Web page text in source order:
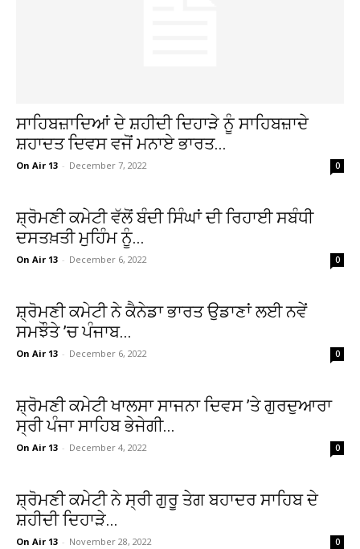
ਸਾਹਿਬਜ਼ਾਦਿਆਂ ਦੇ ਸ਼ਹੀਦੀ ਦਿਹਾੜੇ ਨੂੰ ਸਾਹਿਬਜ਼ਾਦੇ
ਸ਼ਹਾਦਤ ਦਿਵਸ ਵਜੋਂ ਮਨਾਏ ਭਾਰਤ...
On Air 13 - December 7, 2022 0
ਸ਼੍ਰੋਮਣੀ ਕਮੇਟੀ ਵੱਲੋਂ ਬੰਦੀ ਸਿੰਘਾਂ ਦੀ ਰਿਹਾਈ ਸਬੰਧੀ
ਦਸਤਖ਼ਤੀ ਮੁਹਿੰਮ ਨੂੰ...
On Air 13 - December 6, 2022 0
ਸ਼੍ਰੋਮਣੀ ਕਮੇਟੀ ਨੇ ਕੈਨੇਡਾ ਭਾਰਤ ਉਡਾਣਾਂ ਲਈ ਨਵੇਂ
ਸਮਝੌਤੇ ’ਚ ਪੰਜਾਬ...
On Air 13 - December 6, 2022 0
ਸ਼੍ਰੋਮਣੀ ਕਮੇਟੀ ਖਾਲਸਾ ਸਾਜਨਾ ਦਿਵਸ ’ਤੇ ਗੁਰਦੁਆਰਾ
ਸ੍ਰੀ ਪੰਜਾ ਸਾਹਿਬ ਭੇਜੇਗੀ...
On Air 13 - December 4, 2022 0
ਸ਼੍ਰੋਮਣੀ ਕਮੇਟੀ ਨੇ ਸ੍ਰੀ ਗੁਰੂ ਤੇਗ ਬਹਾਦਰ ਸਾਹਿਬ ਦੇ
ਸ਼ਹੀਦੀ ਦਿਹਾੜੇ...
On Air 13 - November 28, 2022 0